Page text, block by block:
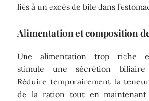
liés à un excès de bile dans
Alimentation et composition
Une alimentation trop riche
stimule une sécrétion biliaire
Réduire temporairement la
de la ration tout en